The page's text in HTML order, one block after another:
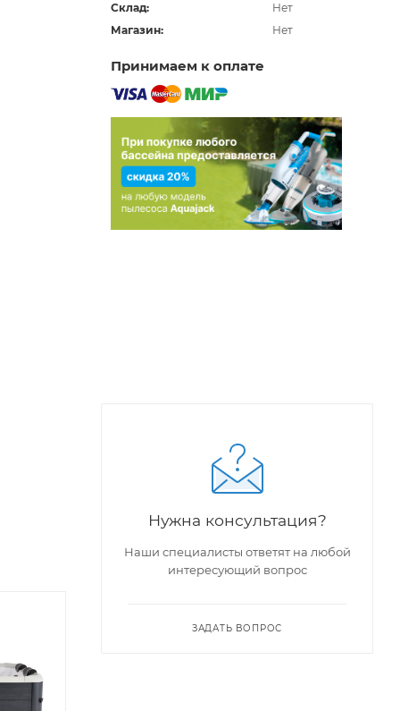
Склад:
Нет
Магазин:
Нет
Принимаем к оплате
Нужна консультация?
Наши специалисты ответят на любой
интересующий вопрос
ЗАДАТЬ ВОПРОС